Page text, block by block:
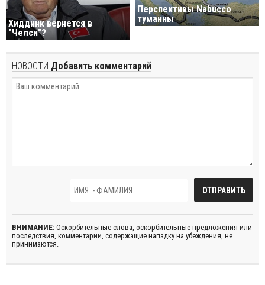
Хиддинк вернется в
"Челси"?
Перспективы Nabucco
туманны
НОВОСТИ Добавить комментарий
ВНИМАНИЕ: Оскорбительные слова, оскорбительные предложения или
последствия, комментарии, содержащие нападку на убеждения, не
принимаются.